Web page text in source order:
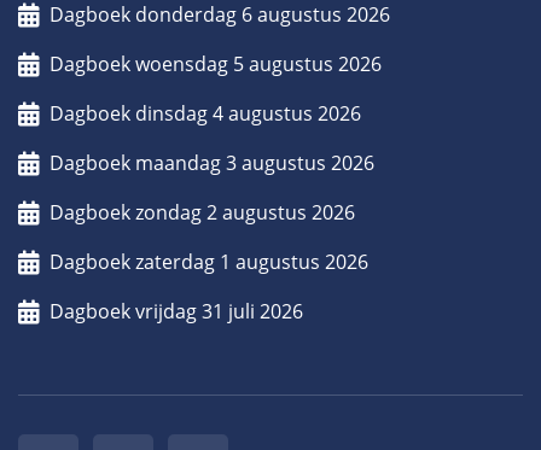
Dagboek donderdag 6 augustus 2026
Dagboek woensdag 5 augustus 2026
Dagboek dinsdag 4 augustus 2026
Dagboek maandag 3 augustus 2026
Dagboek zondag 2 augustus 2026
Dagboek zaterdag 1 augustus 2026
Dagboek vrijdag 31 juli 2026